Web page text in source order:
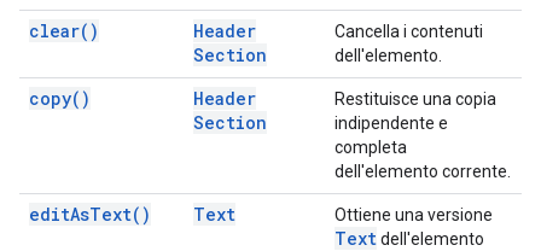
clear( )
Header
Section
Cancella i contenuti
dell'elemento.
copy( )
Header
Section
Restituisce una copia
indipendente e
completa
dell'elemento corrente.
editAsText( ) Text Ottiene una versione
Textdell'elemento